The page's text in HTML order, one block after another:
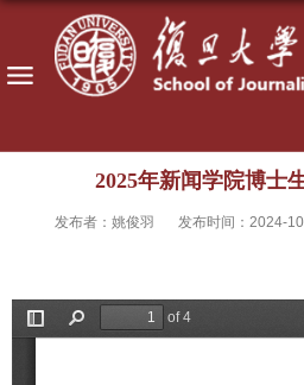
2025年新闻学院博士
发布者：姚俊羽 发布时间：2024-